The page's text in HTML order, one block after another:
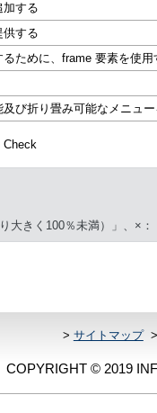
加する
供する
ために、frame 要素を使用
び折り畳み可能なメニュ
Check
きく100％未満）」、×：
> サイトマップ>
COPYRIGHT © 2019